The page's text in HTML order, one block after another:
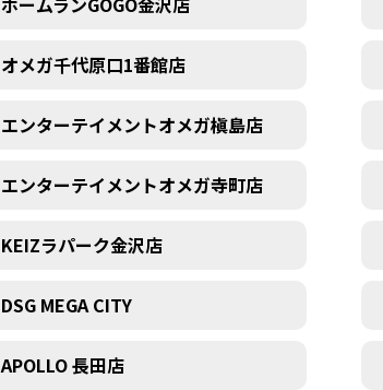
オメガ千代原口1番館店
エンターテイメントオメガ槇島店
エンターテイメントオメガ寺町店
KEIZラパーク金沢店
DSG MEGA CITY
APOLLO 長田店